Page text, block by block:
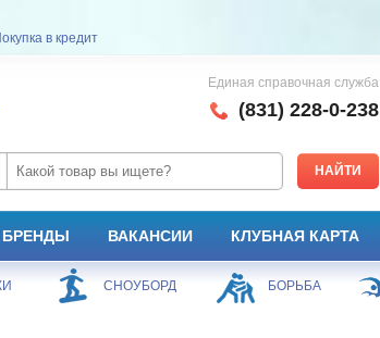
в кредит
Единая справочная служба
(831) 228-0-238
БРЕНДЫ ВАКАНСИИ КЛУБНАЯ КАРТА
СНОУБОРД БОРЬБА